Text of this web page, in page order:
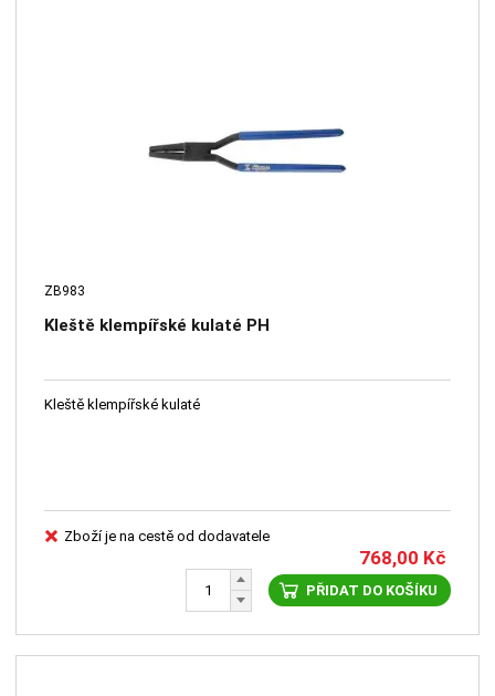
ZB983
Kleště klempířské kulaté PH
Kleště klempířské kulaté
Zboží je na cestě od dodavatele
768,00 Kč
PŘIDAT DO KOŠÍKU